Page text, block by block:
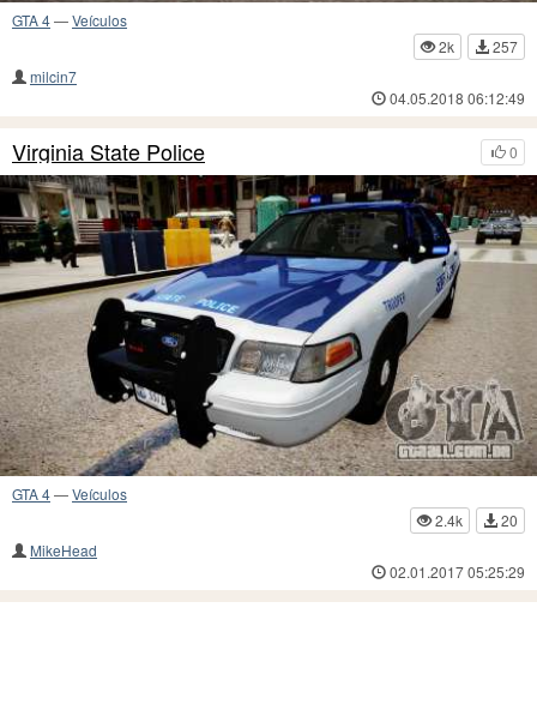
GTA 4—Veículos
2k
257
milcin7
04.05.2018 06:12:49
0
Virginia State Police
GTA 4—Veículos
2.4k
20
MikeHead
02.01.2017 05:25:29